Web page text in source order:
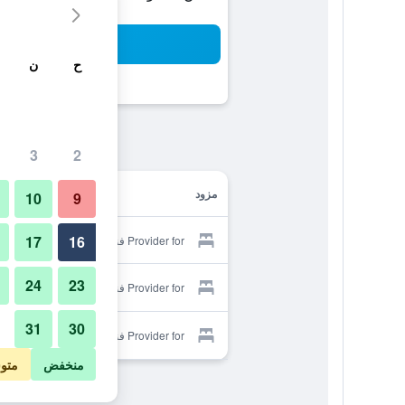
مزود
Provider for فندق المصباح
Provider for فندق المصباح
Provider for فندق المصباح
ح ن
2
3
9
10
16
17
23
24
30
31
منخفض